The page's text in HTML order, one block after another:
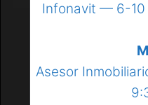
Infonavit — 6-10
Asesor